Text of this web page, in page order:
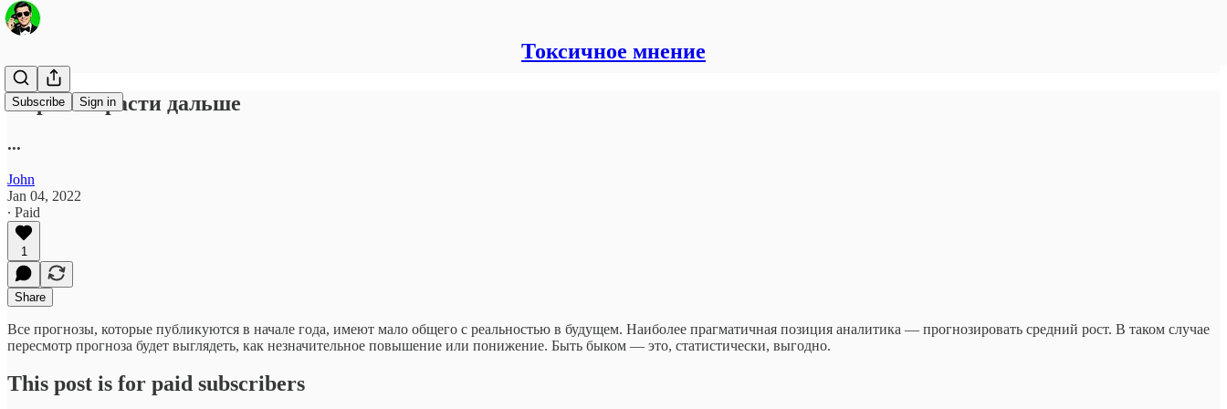
Токсичное мнение
Subscribe Sign in
5 причин расти дальше
...
John
Jan 04, 2022
∙ Paid
1
Share
Все прогнозы, которые публикуются в начале года, имеют мало общего с реальностью в будущем. Наиболее прагматичная позиция аналитика — прогнозировать средний рост. В таком случае
пересмотр прогноза будет выглядеть, как незначительное повышение или понижение. Быть быком — это, статистически, выгодно.
This post is for paid subscribers